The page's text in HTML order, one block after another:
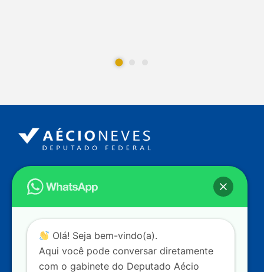
Endereço
Câmara dos Deputados
Ed. Principal, Ala C – Gabinete
Contato
dep.aecioneves@camara.leg.br
+55 (61) 3215-5964
Olá! Seja bem-vindo(a).
Aqui você pode conversar diretamente
com o gabinete do Deputado Aécio